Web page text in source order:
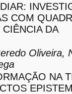
COM
DA
Oliveira,
NA